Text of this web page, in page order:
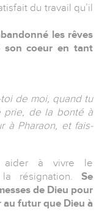
du travail qu’il
les rêves
son coeur en tant
de moi, quand tu
prie, de la bonté à
à Pharaon, et fais-
aider à vivre le
résignation. Se
de Dieu pour
au futur que Dieu à